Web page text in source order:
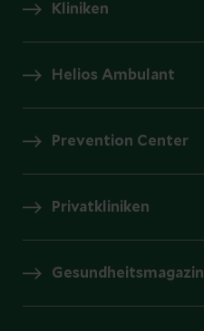
Kliniken
Helios Ambulant
Prevention Center
Privatkliniken
Gesundheitsmagazin